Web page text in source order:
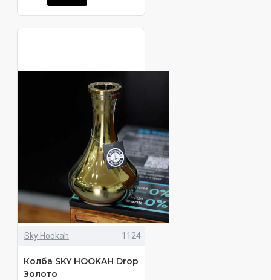
Sky Hookah 1124
Колба SKY HOOKAH Drop
Золото